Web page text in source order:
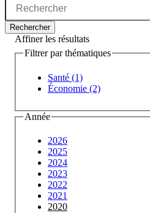
Rechercher
Affiner les résultats
Filtrer par thématiques
Santé (1)
Économie (2)
Année
2026
2025
2024
2023
2022
2021
2020